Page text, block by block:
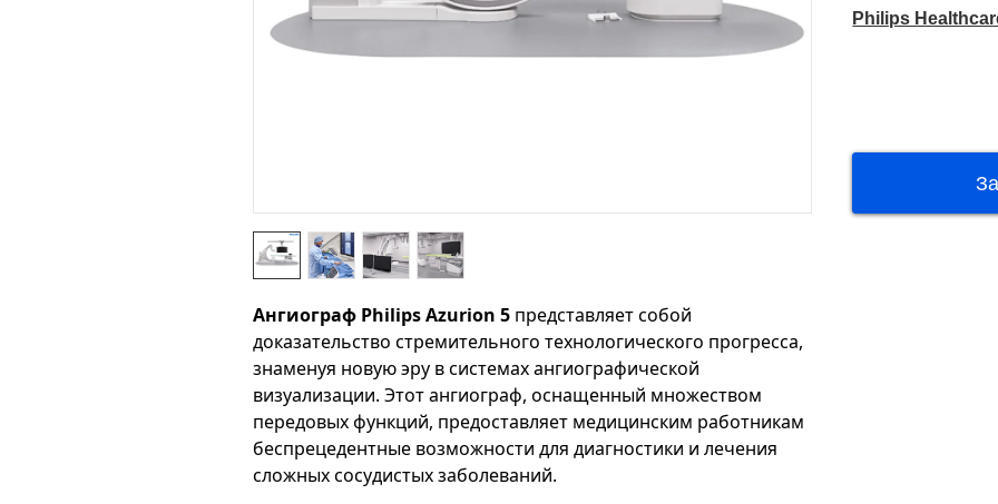
Philips
Ангиограф Philips Azurion 5 представляет собой
доказательство стремительного технологического прогресса,
знаменуя новую эру в системах ангиографической
визуализации. Этот ангиограф, оснащенный множеством
передовых функций, предоставляет медицинским работникам
беспрецедентные возможности для диагностики и лечения
сложных сосудистых заболеваний.